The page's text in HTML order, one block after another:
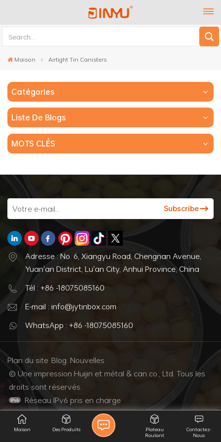
Maison Airtight Tin Canisters
Catégories
Liste De Blogs
MOTS CLÉS
Adresse : No. 6, Xiangyu Road, Chengnan Avenue,
Yuan'an District, Lu'an City, Anhui Province, China
Tél : +86 -18075085160
E-mail : info@jytinbox.com
WhatsApp : +86 -18075085160
Plan du site Blog Nouvelles
© Une impression Huijin et métal & can co., Ltd. Tous les
droits sont réservés.
Réseau IPv6 pris en charge
Maison Des Produits
Contactez-
Nous
Plateau
Roulant